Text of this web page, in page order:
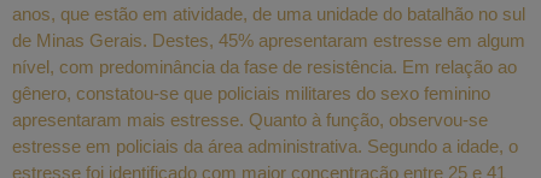
anos, que estão em atividade, de uma unidade do batalhão no sul
de Minas Gerais. Destes, 45% apresentaram estresse em algum
nível, com predominância da fase de resistência. Em relação ao
gênero, constatou-se que policiais militares do sexo feminino
apresentaram mais estresse. Quanto à função, observou-se
estresse em policiais da área administrativa. Segundo a idade, o
estresse foi identificado com maior concentração entre 25 e 41